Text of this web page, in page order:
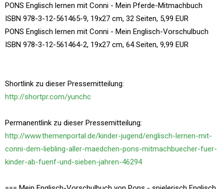
PONS Englisch lernen mit Conni - Mein Pferde-Mitmachbuch
ISBN 978-3-12-561465-9, 19x27 cm, 32 Seiten, 5,99 EUR
PONS Englisch lernen mit Conni - Mein Englisch-Vorschulbuch
ISBN 978-3-12-561464-2, 19x27 cm, 64 Seiten, 9,99 EUR
Shortlink zu dieser Pressemitteilung:
http://shortpr.com/yunchc
Permanentlink zu dieser Pressemitteilung:
http://www.themenportal.de/kinder-jugend/englisch-lernen-mit-
conni-dem-liebling-aller-maedchen-pons-mitmachbuecher-fuer-
kinder-ab-fuenf-und-sieben-jahren-46294